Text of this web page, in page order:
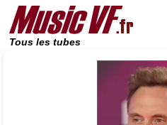
Tous les tubes